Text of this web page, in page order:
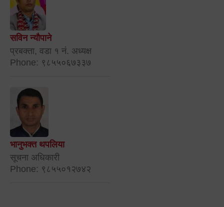
सविन न्यौपाने
प्रबक्ता, वडा १ नं. अध्यक्ष
Phone: ९८५५०६७३३७
भानुभक्त थपलिया
सूचना अधिकारी
Phone: ९८५५०१२७४२